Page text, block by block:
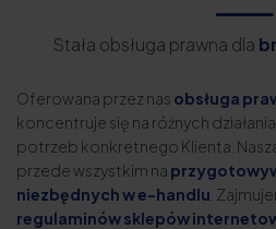
Stała obsługa prawna dla
Oferowana przez nas obsługa
koncentruje się na różnych
potrzeb konkretnego Klienta.
przede wszystkim na
niezbędnych w e-handlu .
regulaminów sklepów